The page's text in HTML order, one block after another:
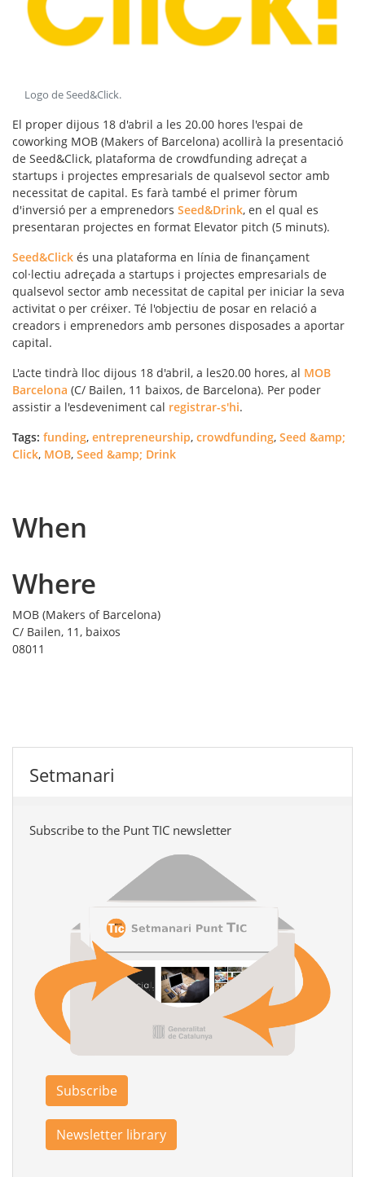
Logo de Seed&Click.
El proper dijous 18 d'abril a les 20.00 hores l'espai de
coworking MOB (Makers of Barcelona) acollirà la presentació
de Seed&Click, plataforma de crowdfunding adreçat a
startups i projectes empresarials de qualsevol sector amb
necessitat de capital. Es farà també el primer fòrum
d'inversió per a emprenedors Seed&Drink, en el qual es
presentaran projectes en format Elevator pitch (5 minuts).
Seed&Click és una plataforma en línia de finançament
col·lectiu adreçada a startups i projectes empresarials de
qualsevol sector amb necessitat de capital per iniciar la seva
activitat o per créixer. Té l'objectiu de posar en relació a
creadors i emprenedors amb persones disposades a aportar
capital.
L'acte tindrà lloc dijous 18 d'abril, a les20.00 hores, al MOB
Barcelona (C/ Bailen, 11 baixos, de Barcelona). Per poder
assistir a l'esdeveniment cal registrar-s'hi.
Tags: funding, entrepreneurship, crowdfunding, Seed &amp;
Click, MOB, Seed &amp; Drink
When
Where
MOB (Makers of Barcelona)
C/ Bailen, 11, baixos
08011
Setmanari
Subscribe to the Punt TIC newsletter
Subscribe
Newsletter library